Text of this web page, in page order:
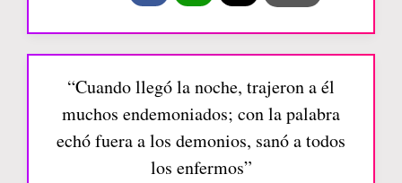
“Cuando llegó la noche, trajeron a él
muchos endemoniados; con la palabra
echó fuera a los demonios, sanó a todos
los enfermos”